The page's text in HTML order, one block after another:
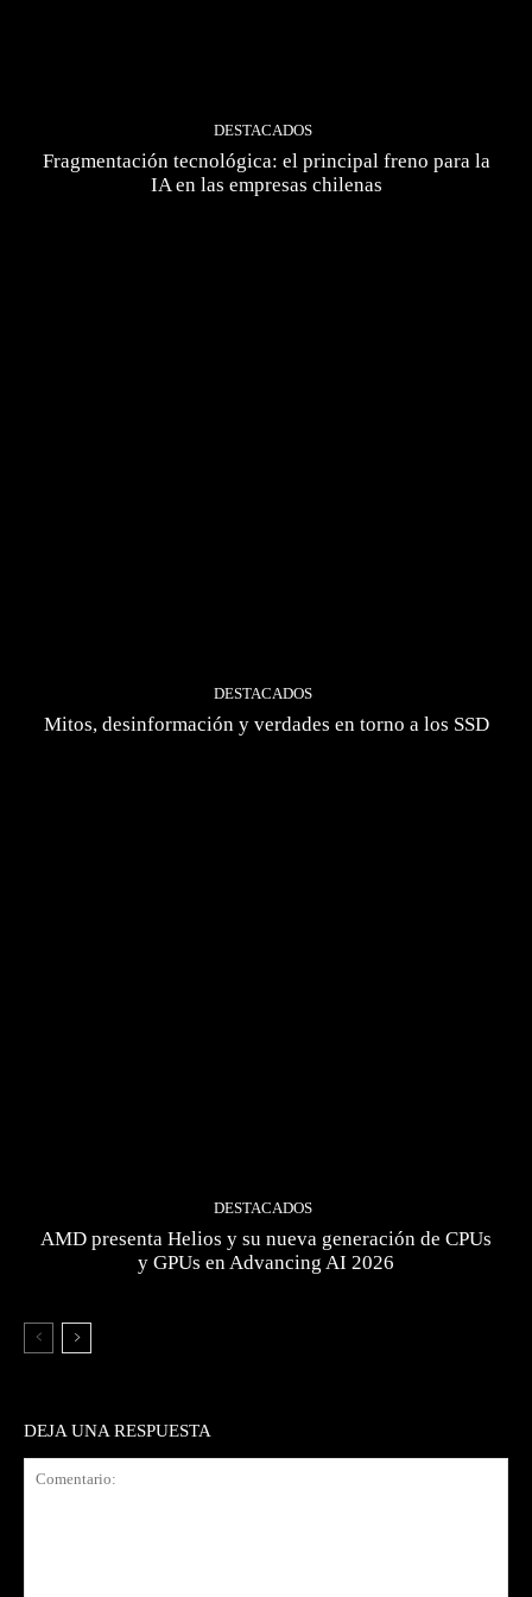
DESTACADOS
Fragmentación tecnológica: el principal freno para la
IA en las empresas chilenas
DESTACADOS
Mitos, desinformación y verdades en torno a los SSD
DESTACADOS
AMD presenta Helios y su nueva generación de CPUs
y GPUs en Advancing AI 2026
DEJA UNA RESPUESTA